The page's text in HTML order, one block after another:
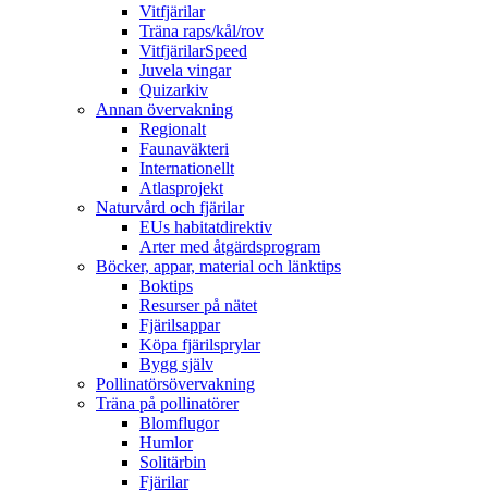
Vitfjärilar
Träna raps/kål/rov
VitfjärilarSpeed
Juvela vingar
Quizarkiv
Annan övervakning
Regionalt
Faunaväkteri
Internationellt
Atlasprojekt
Naturvård och fjärilar
EUs habitatdirektiv
Arter med åtgärdsprogram
Böcker, appar, material och länktips
Boktips
Resurser på nätet
Fjärilsappar
Köpa fjärilsprylar
Bygg själv
Pollinatörsövervakning
Träna på pollinatörer
Blomflugor
Humlor
Solitärbin
Fjärilar